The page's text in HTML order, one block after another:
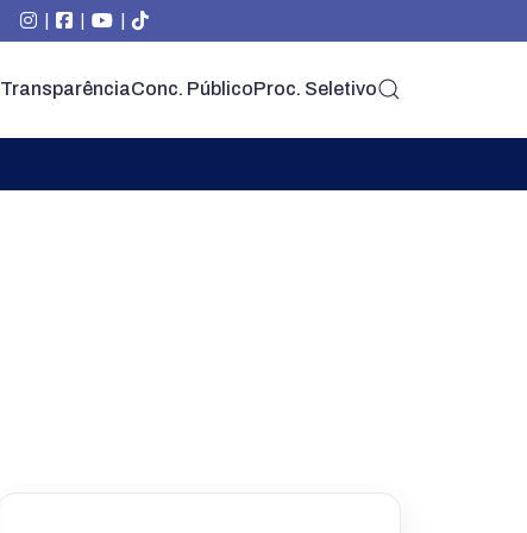
| | |
TransparênciaConc. PúblicoProc. Seletivo